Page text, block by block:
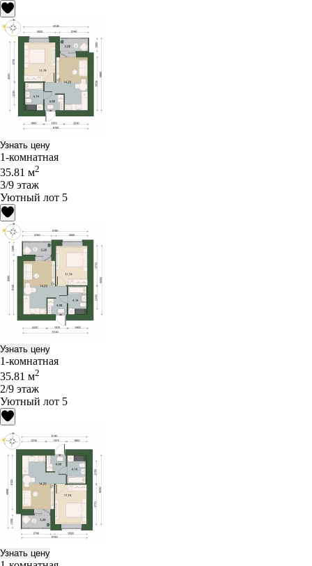
Узнать цену
1-комнатная
35.81 м2
3/9 этаж
Уютный лот 5
Узнать цену
1-комнатная
35.81 м2
2/9 этаж
Уютный лот 5
Узнать цену